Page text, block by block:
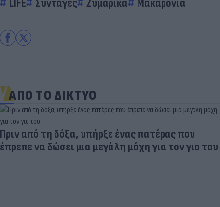
LIFE Συνταγές Ζυμαρικά Μακαρόνια
ΑΠΟ ΤΟ ΔΙΚΤΥΟ
Πριν από τη δόξα, υπήρξε ένας πατέρας που
έπρεπε να δώσει μια μεγάλη μάχη για τον γιο του